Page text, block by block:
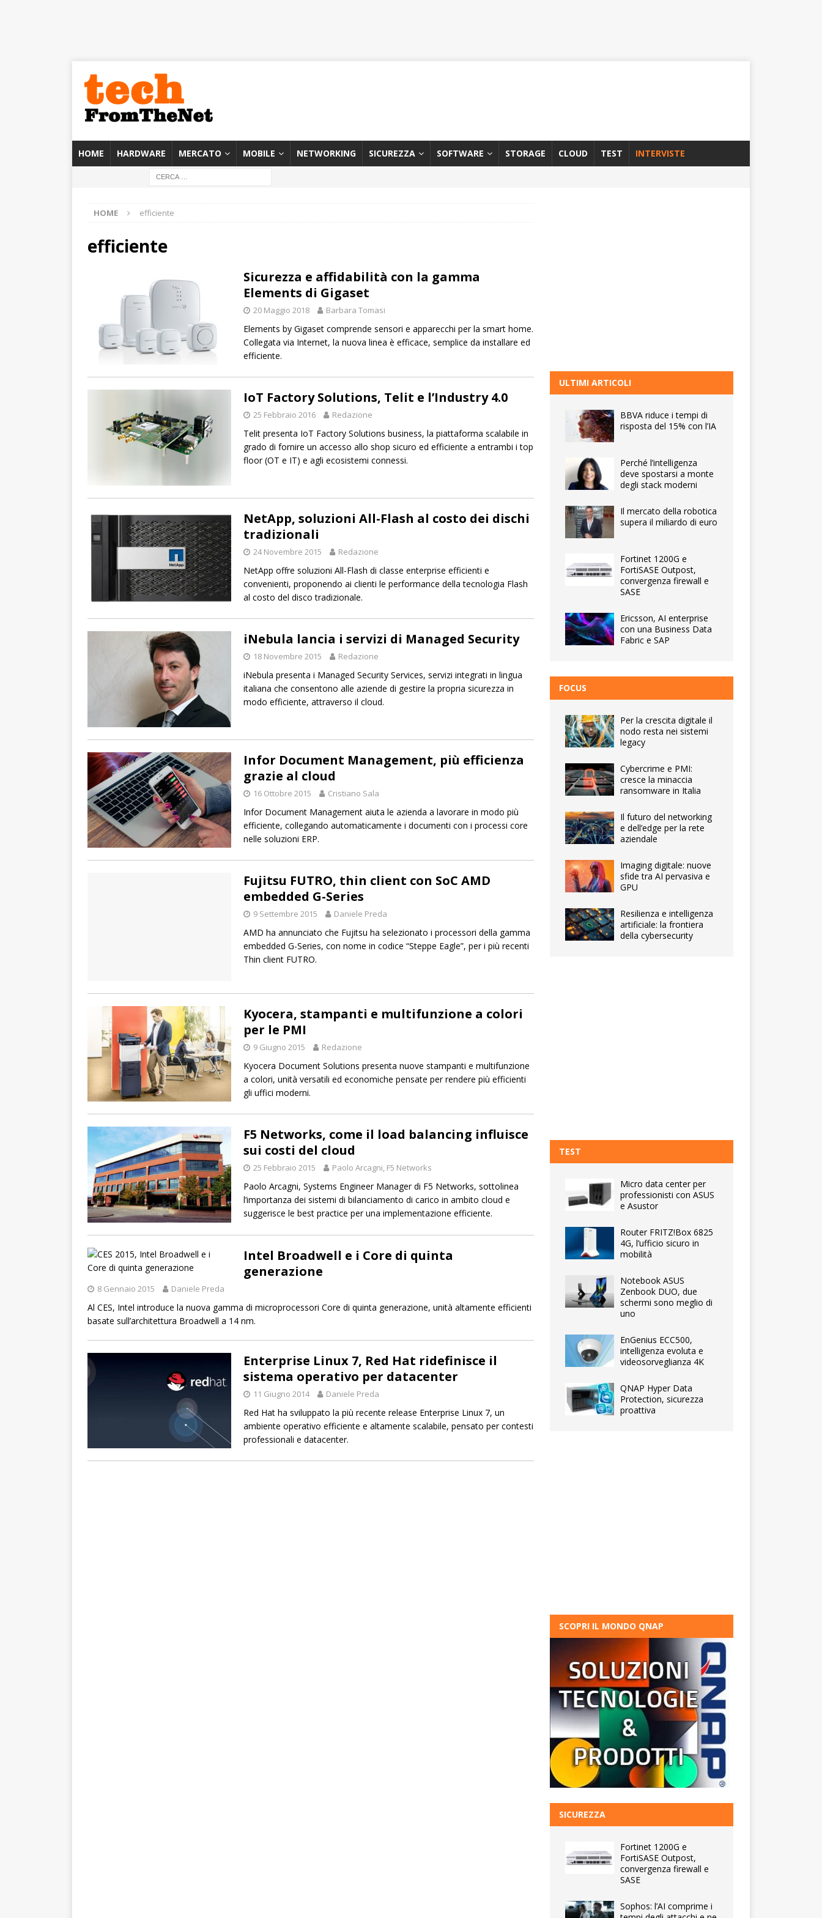
HOME HARDWARE MERCATO MOBILE NETWORKING SICUREZZA SOFTWARE STORAGE CLOUD TEST INTERVISTE
HOME efficiente
efficiente
Sicurezza e affidabilità con la gamma
Elements di Gigaset
20 Maggio 2018 Barbara Tomasi
Elements by Gigaset comprende sensori e apparecchi per la smart home.
Collegata via Internet, la nuova linea è efficace, semplice da installare ed
efficiente.
IoT Factory Solutions, Telit e l’Industry 4.0
25 Febbraio 2016 Redazione
Telit presenta IoT Factory Solutions business, la piattaforma scalabile in
grado di fornire un accesso allo shop sicuro ed efficiente a entrambi i top
floor (OT e IT) e agli ecosistemi connessi.
NetApp, soluzioni All-Flash al costo dei dischi
tradizionali
24 Novembre 2015 Redazione
NetApp offre soluzioni All-Flash di classe enterprise efficienti e
convenienti, proponendo ai clienti le performance della tecnologia Flash
al costo del disco tradizionale.
iNebula lancia i servizi di Managed Security
18 Novembre 2015 Redazione
iNebula presenta i Managed Security Services, servizi integrati in lingua
italiana che consentono alle aziende di gestire la propria sicurezza in
modo efficiente, attraverso il cloud.
Infor Document Management, più efficienza
grazie al cloud
16 Ottobre 2015 Cristiano Sala
Infor Document Management aiuta le azienda a lavorare in modo più
efficiente, collegando automaticamente i documenti con i processi core
nelle soluzioni ERP.
Fujitsu FUTRO, thin client con SoC AMD
embedded G-Series
9 Settembre 2015 Daniele Preda
AMD ha annunciato che Fujitsu ha selezionato i processori della gamma
embedded G-Series, con nome in codice “Steppe Eagle”, per i più recenti
Thin client FUTRO.
Kyocera, stampanti e multifunzione a colori
per le PMI
9 Giugno 2015 Redazione
Kyocera Document Solutions presenta nuove stampanti e multifunzione
a colori, unità versatili ed economiche pensate per rendere più efficienti
gli uffici moderni.
F5 Networks, come il load balancing influisce
sui costi del cloud
25 Febbraio 2015 Paolo Arcagni, F5 Networks
Paolo Arcagni, Systems Engineer Manager di F5 Networks, sottolinea
l’importanza dei sistemi di bilanciamento di carico in ambito cloud e
suggerisce le best practice per una implementazione efficiente.
Intel Broadwell e i Core di quinta
generazione
8 Gennaio 2015 Daniele Preda
Al CES, Intel introduce la nuova gamma di microprocessori Core di quinta generazione, unità altamente efficienti
basate sull’architettura Broadwell a 14 nm.
Enterprise Linux 7, Red Hat ridefinisce il
sistema operativo per datacenter
11 Giugno 2014 Daniele Preda
Red Hat ha sviluppato la più recente release Enterprise Linux 7, un
ambiente operativo efficiente e altamente scalabile, pensato per contesti
professionali e datacenter.
ULTIMI ARTICOLI
BBVA riduce i tempi di
risposta del 15% con l’IA
Perché l’intelligenza
deve spostarsi a monte
degli stack moderni
Il mercato della robotica
supera il miliardo di euro
Fortinet 1200G e
FortiSASE Outpost,
convergenza firewall e
SASE
Ericsson, AI enterprise
con una Business Data
Fabric e SAP
FOCUS
Per la crescita digitale il
nodo resta nei sistemi
legacy
Cybercrime e PMI:
cresce la minaccia
ransomware in Italia
Il futuro del networking
e dell’edge per la rete
aziendale
Imaging digitale: nuove
sfide tra AI pervasiva e
GPU
Resilienza e intelligenza
artificiale: la frontiera
della cybersecurity
TEST
Micro data center per
professionisti con ASUS
e Asustor
Router FRITZ!Box 6825
4G, l’ufficio sicuro in
mobilità
Notebook ASUS
Zenbook DUO, due
schermi sono meglio di
uno
EnGenius ECC500,
intelligenza evoluta e
videosorveglianza 4K
QNAP Hyper Data
Protection, sicurezza
proattiva
SCOPRI IL MONDO QNAP
SICUREZZA
Fortinet 1200G e
FortiSASE Outpost,
convergenza firewall e
SASE
Sophos: l’AI comprime i